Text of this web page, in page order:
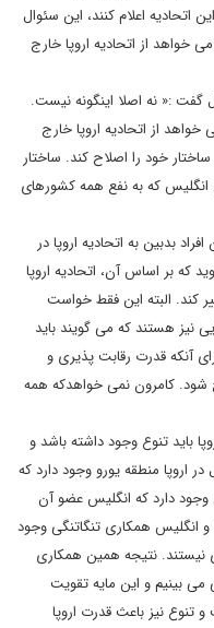
اتحادیه اعلام کنند، این سئوال
خواهد از اتحادیه اروپا خارج
گفت :« نه اصلا اینگونه نیست.
از اتحادیه اروپا خارج
خود را اصلاح کند. ساختار
انگلیس که به نفع همه کشورهای
بدبین به اتحادیه اروپا در
که بر اساس آن، اتحادیه اروپا
کند. البته این فقط خواست
نیز هستند که می گویند باید
آنکه قدرت رقابت پذیری و
شود. کامرون نمی خواهدکه همه
باید تنوع وجود داشته باشد و
اروپا منطقه یورو وجود دارد که
دارد که انگلیس عضو آن
و انگلیس همکاری تنگاتنگی وجود
نیستند. نتیجه همین همکاری
می بینیم و این مایه تقویت
تنوع نیز باعث قدرت اروپا